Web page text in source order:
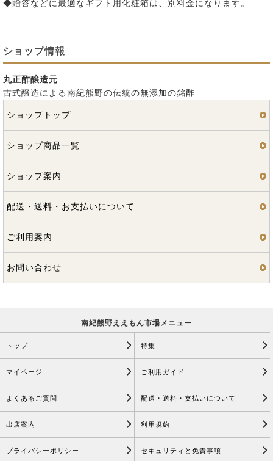
◆贈答などに最適なギフト用化粧箱は、別料金になります。
ショップ情報
丸正酢醸造元
古式醸造による南紀熊野の伝統の無添加の銘酢
ショップトップ
ショップ商品一覧
ショップ案内
配送・送料・お支払いについて
ご利用案内
お問い合わせ
南紀熊野ええもん市場メニュー
トップ 特集
マイページ ご利用ガイド
よくあるご質問 配送・送料・支払いについて
出店案内 利用規約
プライバシーポリシー セキュリティと免責事項